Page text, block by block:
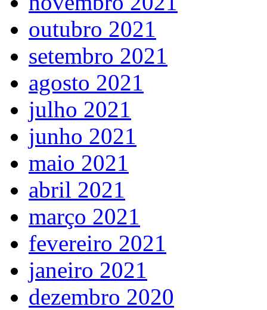
outubro 2021
setembro 2021
agosto 2021
julho 2021
junho 2021
maio 2021
abril 2021
março 2021
fevereiro 2021
janeiro 2021
dezembro 2020